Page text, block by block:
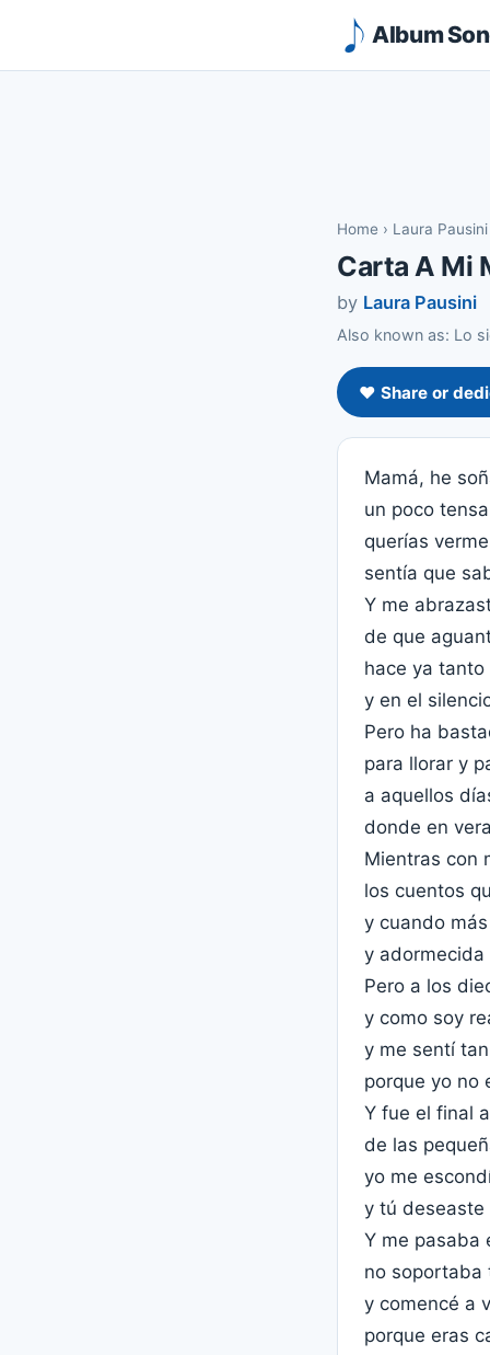
Album
Home › Laura Pausini
Carta A Mi
by Laura Pausini
Also known as: Lo
❤️ Share or
Mamá, he
un poco
querías
sentía que
Y me
de que
hace ya
y en el
Pero ha
para llorar y
a aquellos
donde en
Mientras con
los cuentos
y cuando
y
Pero a los
y como soy
y me sentí
porque yo no
Y fue el final
de las
yo me
y tú deseaste
Y me pasaba
no soportaba
y comencé a
porque eras